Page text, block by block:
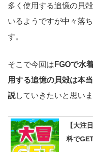
多く使用する追憶の貝
いるようですが中々落
す。
そこで今回は FGOで水
用する追憶の貝殻は本
説していきたいと思いま
【大注
料で